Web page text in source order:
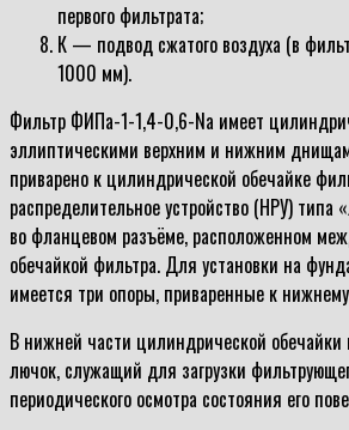
первого фильтрата;
К — подвод сжатого воздуха (в
1000 мм).
Фильтр ФИПа-1-1,4-0,6-Na имеет
эллиптическими верхним и нижним
приварено к цилиндрической обечайке
распределительное устройство (НРУ) типа
во фланцевом разъёме, расположенном
обечайкой фильтра. Для установки на
имеется три опоры, приваренные к
В нижней части цилиндрической обечайки
лючок, служащий для загрузки
периодического осмотра состояния его